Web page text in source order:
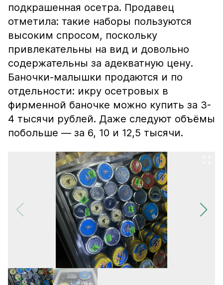
подкрашенная осетра. Продавец
отметила: такие наборы пользуются
высоким спросом, поскольку
привлекательны на вид и довольно
содержательны за адекватную цену.
Баночки-малышки продаются и по
отдельности: икру осетровых в
фирменной баночке можно купить за 3-
4 тысячи рублей. Даже следуют объёмы
побольше — за 6, 10 и 12,5 тысячи.